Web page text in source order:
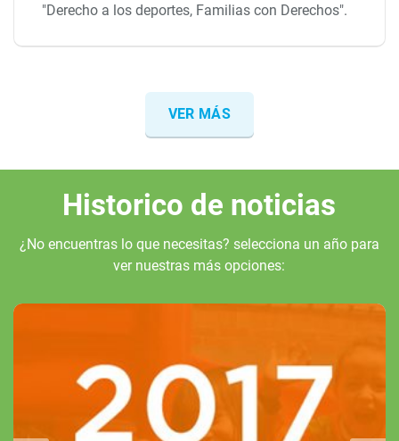
"Derecho a los deportes, Familias con Derechos".
VER MÁS
Historico de noticias
¿No encuentras lo que necesitas? selecciona un año para
ver nuestras más opciones: